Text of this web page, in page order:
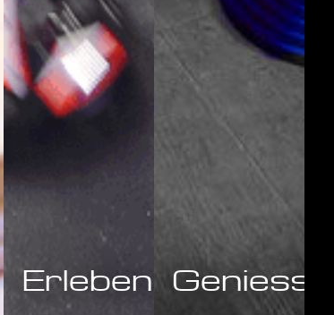
Erleben Geniessen